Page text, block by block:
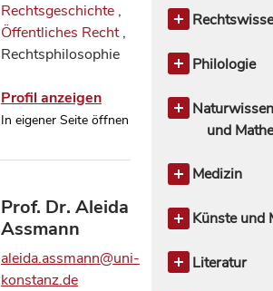
Rechtsgeschichte ,
Öffentliches Recht,
Rechtsphilosophie
Profil anzeigen
In eigener Seite öffnen
Prof. Dr. Aleida
Assmann
aleida.assmann@uni-
konstanz.de
allgemein
Zivilrecht
Philologie
Englische
Finno-
und
Medizin
Künste und
allgemein
Literatur